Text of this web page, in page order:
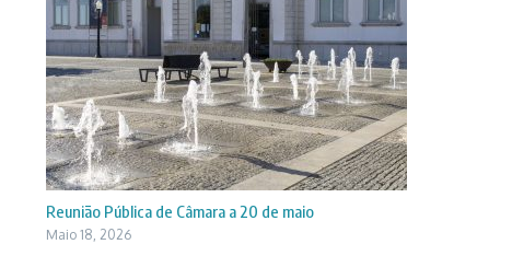
Reunião Pública de Câmara a 20 de maio
Maio 18, 2026